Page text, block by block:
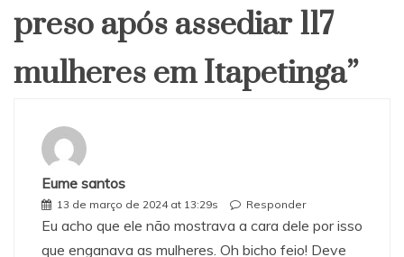
preso após assediar 117
mulheres em Itapetinga”
Eume santos
13 de março de 2024 at 13:29s Responder
Eu acho que ele não mostrava a cara dele por isso
que enganava as mulheres. Oh bicho feio! Deve